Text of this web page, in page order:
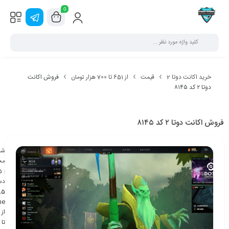
0
خرید اکانت دوتا 2 قیمت از 651 تا 700 هزار تومان
فروش اکانت
دوتا ۲ کد ۸۱۴۵
فروش اکانت دوتا ۲ کد ۸۱۴۵
:
5
,